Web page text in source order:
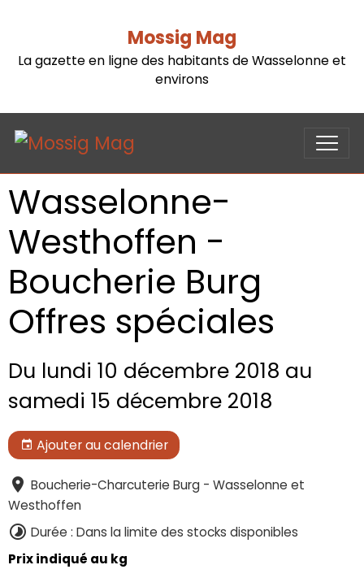
Mossig Mag
La gazette en ligne des habitants de Wasselonne et
environs
Wasselonne-
Westhoffen -
Boucherie Burg
Offres spéciales
Du lundi 10 décembre 2018 au
samedi 15 décembre 2018
Ajouter au calendrier
Boucherie-Charcuterie Burg - Wasselonne et
Westhoffen
Durée : Dans la limite des stocks disponibles
Prix indiqué au kg